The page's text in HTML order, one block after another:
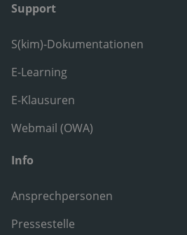
Support
S(kim)-Dokumentationen
E-Learning
E-Klausuren
Webmail (OWA)
Info
Ansprechpersonen
Pressestelle